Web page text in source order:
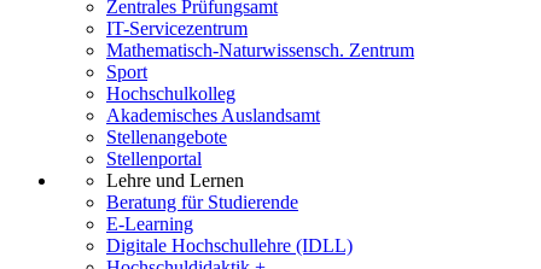
Zentrales Prüfungsamt
IT-Servicezentrum
Mathematisch-Naturwissensch. Zentrum
Sport
Hochschulkolleg
Akademisches Auslandsamt
Stellenangebote
Stellenportal
Lehre und Lernen
Beratung für Studierende
E-Learning
Digitale Hochschullehre (IDLL)